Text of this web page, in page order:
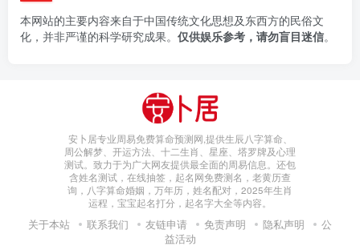
本网站的主要内容来自于中国传统文化思想及东西方的民俗文
化，并非严谨的科学研究成果。 仅供娱乐参考，请勿盲目迷信。
安卜居专业周易免费算命预测网,提供生辰八字算命、
周公解梦、开运方法、十二生肖、星座、塔罗牌及心理
测试。致力于为广大网友提供最全面的周易信息。还包
含姓名测试，在线抽签，起名网免费测名，老黄历查
询，八字算命婚姻，万年历，姓名配对，2025年生肖
运程，宝宝起名打分，起名字大全等内容。
关于本站 联系我们 友链申请 免责声明 隐私声明
公
益活动